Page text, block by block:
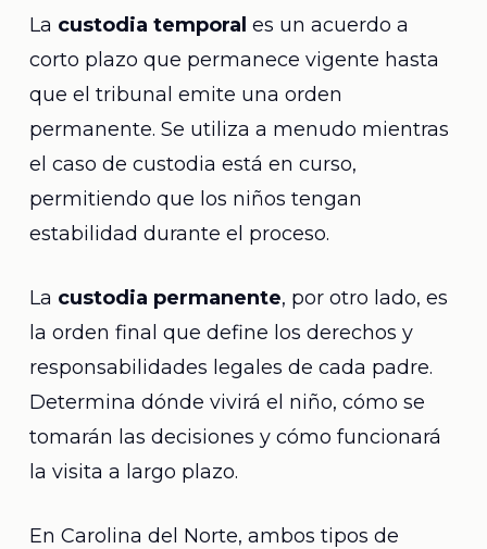
La custodia temporal es un acuerdo a
corto plazo que permanece vigente hasta
que el tribunal emite una orden
permanente. Se utiliza a menudo mientras
el caso de custodia está en curso,
permitiendo que los niños tengan
estabilidad durante el proceso.
La custodia permanente, por otro lado, es
la orden final que define los derechos y
responsabilidades legales de cada padre.
Determina dónde vivirá el niño, cómo se
tomarán las decisiones y cómo funcionará
la visita a largo plazo.
En Carolina del Norte, ambos tipos de